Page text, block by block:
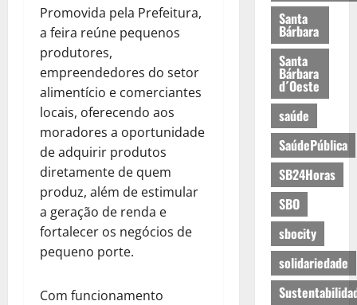
Promovida pela Prefeitura,
a feira reúne pequenos
produtores,
empreendedores do setor
alimentício e comerciantes
locais, oferecendo aos
moradores a oportunidade
de adquirir produtos
diretamente de quem
produz, além de estimular
a geração de renda e
fortalecer os negócios de
pequeno porte.
Com funcionamento
Santa
Bárbara
Santa
Bárbara
d´Oeste
saúde
SaúdePública
SB24Horas
SBO
sbocity
solidariedade